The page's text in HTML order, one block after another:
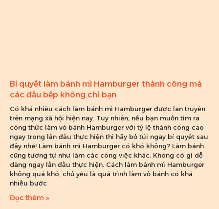
Bí quyết làm bánh mì Hamburger thành công mà
các đầu bếp không chỉ bạn
Có khá nhiều cách làm bánh mì Hamburger được lan truyền
trên mạng xã hội hiện nay. Tuy nhiên, nếu bạn muốn tìm ra
công thức làm vỏ bánh Hamburger với tỷ lệ thành công cao
ngay trong lần đầu thực hiện thì hãy bỏ túi ngay bí quyết sau
đây nhé! Làm bánh mì Hamburger có khó không? Làm bánh
cũng tương tự như làm các công việc khác. Không có gì dễ
dàng ngay lần đầu thực hiện. Cách làm bánh mì Hamburger
không quá khó, chủ yếu là quá trình làm vỏ bánh có khá
nhiều bước
Đọc thêm »